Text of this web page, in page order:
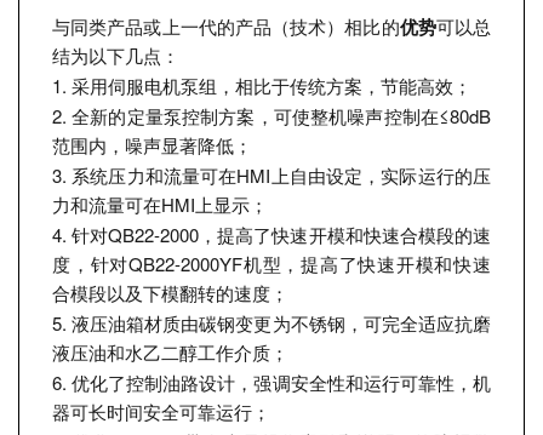
与同类产品或上一代的产品（技术）相比的优势可以总
结为以下几点：
1. 采用伺服电机泵组，相比于传统方案，节能高效；
2. 全新的定量泵控制方案，可使整机噪声控制在≤80dB
范围内，噪声显著降低；
3. 系统压力和流量可在HMI上自由设定，实际运行的压
力和流量可在HMI上显示；
4. 针对QB22-2000，提高了快速开模和快速合模段的速
度，针对QB22-2000YF机型，提高了快速开模和快速
合模段以及下模翻转的速度；
5. 液压油箱材质由碳钢变更为不锈钢，可完全适应抗磨
液压油和水乙二醇工作介质；
6. 优化了控制油路设计，强调安全性和运行可靠性，机
器可长时间安全可靠运行；